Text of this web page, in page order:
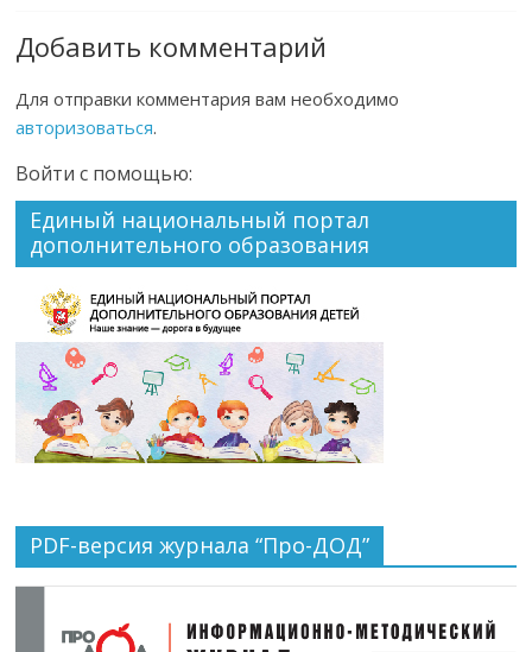
Добавить комментарий
Для отправки комментария вам необходимо
авторизоваться.
Войти с помощью:
Единый национальный портал
дополнительного образования
PDF-версия журнала “Про-ДОД”